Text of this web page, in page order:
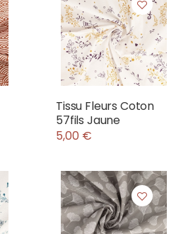
Tissu Fleurs Coton
57fils Jaune
5,00 €